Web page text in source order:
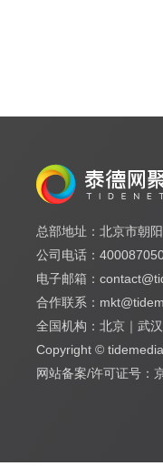
总部地址：北京市朝
公司电话：
电子邮箱：
合作联系：
全国机构：北京｜武
Copyright ©
网站备案/许可证号：